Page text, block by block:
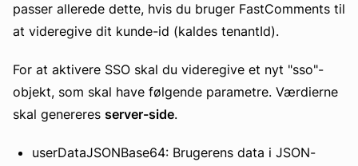
passer allerede dette, hvis du bruger FastComments til
at videregive dit kunde-id (kaldes tenantId).
For at aktivere SSO skal du videregive et nyt "sso"-
objekt, som skal have følgende parametre. Værdierne
skal genereres server-side.
userDataJSONBase64: Brugerens data i JSON-